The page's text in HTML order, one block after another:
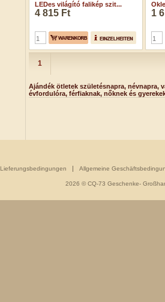
LEDes világító falikép szit...
4 815 Ft 1
1
Ajándék ötletek születésnapra, névnapra,
évfordulóra, férfiaknak, nőknek és
Lieferungsbedingungen Allgemeine
2026 © CQ-73 Geschenke-